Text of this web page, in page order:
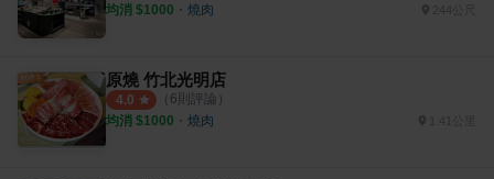
均消 $1000 ・ 燒肉 244公尺
原燒 竹北光明店
4.0 （ 6則評論）
均消 $1000 ・ 燒肉 1.41公里